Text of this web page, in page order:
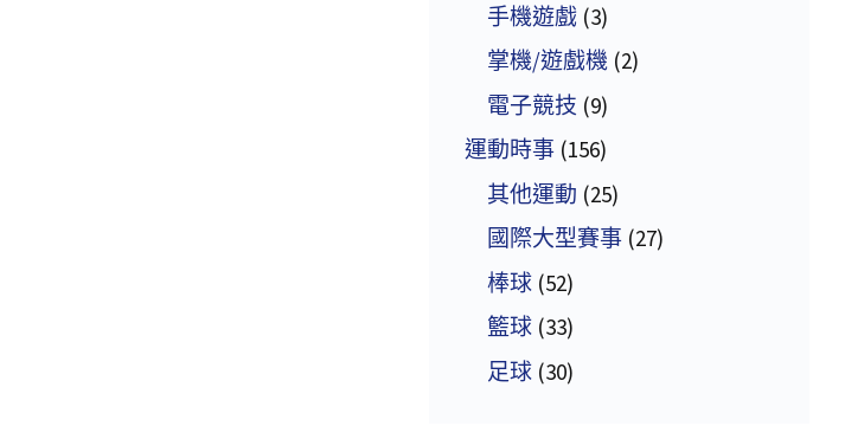
手機遊戲 (3)
掌機/遊戲機 (2)
電子競技 (9)
運動時事 (156)
其他運動 (25)
國際大型賽事 (27)
棒球 (52)
籃球 (33)
足球 (30)